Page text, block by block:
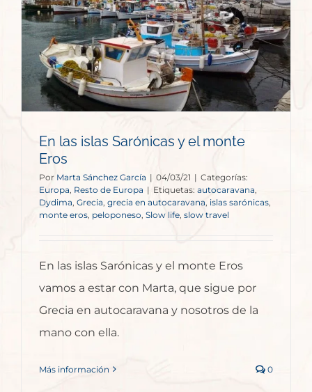
En las islas Sarónicas y el monte
Eros
Por Marta Sánchez García | 04/03/21 | Categorías:
Europa, Resto de Europa | Etiquetas: autocaravana,
Dydima Grecia grecia en autocaravana, islas sarónicas,
monte eros, peloponeso, Slow life slow travel
En las islas Sarónicas y el monte Eros
vamos a estar con Marta, que sigue por
Grecia en autocaravana y nosotros de la
mano con ella.
Más información 0